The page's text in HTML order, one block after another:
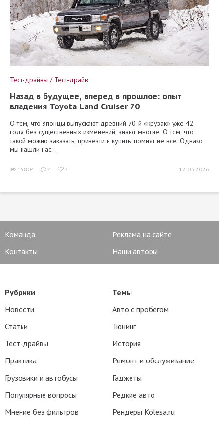
Тест-драйвы / Тест-драйв
Назад в будущее, вперед в прошлое: опыт
владения Toyota Land Cruiser 70
О том, что японцы выпускают древний 70-й «крузак» уже 42
года без существенных изменений, знают многие. О том, что
такой можно заказать, привезти и купить, помнят не все. Однако
мы нашли нас...
15804 4 2 12.03.2026
Команда
Реклама на сайте
Контакты
Наши авторы
Рубрики
Новости
Статьи
Тест-драйвы
Практика
Грузовики и автобусы
Популярные вопросы
Мнение без фильтров
Темы
Авто с пробегом
Тюнинг
История
Ремонт и обслуживание
Гаджеты
Редкие авто
Рендеры Kolesa.ru